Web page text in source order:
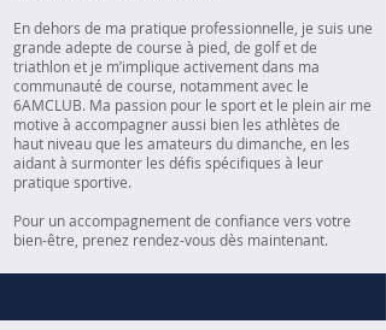
En dehors de ma pratique professionnelle, je suis une
grande adepte de course à pied, de golf et de
triathlon et je m’implique activement dans ma
communauté de course, notamment avec le
6AMCLUB. Ma passion pour le sport et le plein air me
motive à accompagner aussi bien les athlètes de
haut niveau que les amateurs du dimanche, en les
aidant à surmonter les défis spécifiques à leur
pratique sportive.
Pour un accompagnement de confiance vers votre
bien-être, prenez rendez-vous dès maintenant.